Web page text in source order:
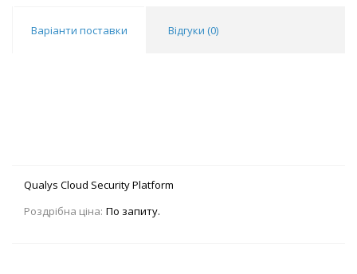
Варіанти поставки Відгуки (0)
Qualys Cloud Security Platform
Роздрібна ціна: По запиту.